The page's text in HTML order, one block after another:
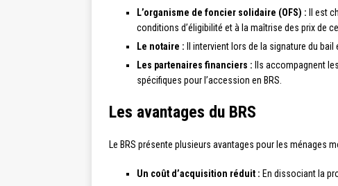
L’organisme de foncier solidaire (OFS) : Il est
conditions d’éligibilité et à la maîtrise des prix de
Le notaire : Il intervient lors de la signature du
Les partenaires financiers : Ils accompagnent
spécifiques pour l’accession en BRS.
Les avantages du BRS
Le BRS présente plusieurs avantages pour les ménages
Un coût d’acquisition réduit : En dissociant la